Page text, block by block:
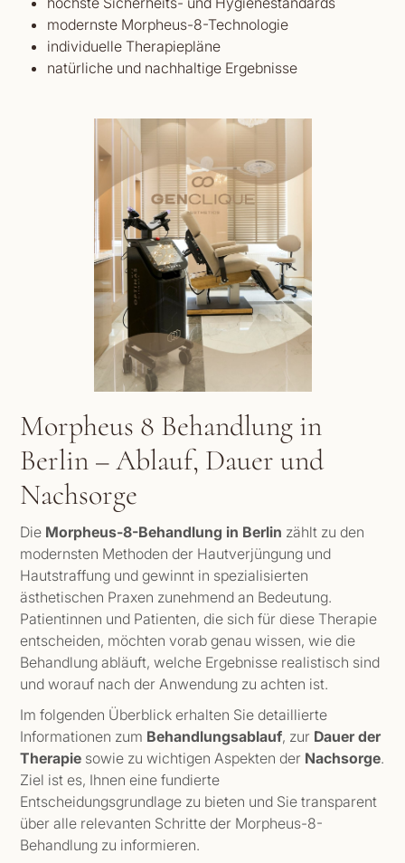
modernste Morpheus-8-Technologie
individuelle Therapiepläne
natürliche und nachhaltige Ergebnisse
Morpheus 8 Behandlung in
Berlin – Ablauf, Dauer und
Nachsorge
Die Morpheus-8-Behandlung in Berlin zählt zu den
modernsten Methoden der Hautverjüngung und
Hautstraffung und gewinnt in spezialisierten
ästhetischen Praxen zunehmend an Bedeutung.
Patientinnen und Patienten, die sich für diese Therapie
entscheiden, möchten vorab genau wissen, wie die
Behandlung abläuft, welche Ergebnisse realistisch sind
und worauf nach der Anwendung zu achten ist.
Im folgenden Überblick erhalten Sie detaillierte
Informationen zum Behandlungsablauf, zur Dauer der
Therapie sowie zu wichtigen Aspekten der Nachsorge.
Ziel ist es, Ihnen eine fundierte
Entscheidungsgrundlage zu bieten und Sie transparent
über alle relevanten Schritte der Morpheus-8-
Behandlung zu informieren.